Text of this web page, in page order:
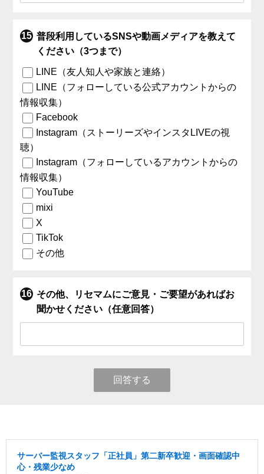
普段利用しているSNSや動画メディアを教えて
ください（3つまで）
LINE（友人知人や家族と連絡）
LINE（フォローしている公式アカウントからの
情報収集）
Facebook
Instagram（ストーリーズやインスタLIVEの視
聴）
Instagram（フォローしているアカウントからの
情報収集）
YouTube
mixi
X
TikTok
その他
その他、リセマムにご意見・ご要望があればお
聞かせください（任意回答）
回答する
サーバー監視スタッフ「正社員」第二新卒歓迎・画面確認中
心・残業少なめ